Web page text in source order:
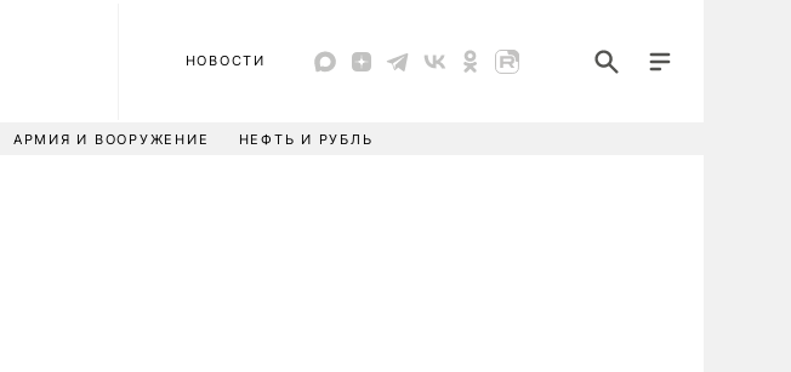
НОВОСТИ
АРМИЯ И ВООРУЖЕНИЕ НЕФТЬ И РУБЛЬ